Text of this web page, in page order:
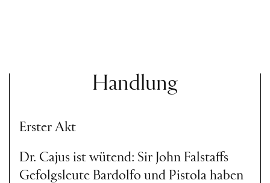
jährige Giuseppe Verdi ein
zweites Mal der Komödie zu
und erfand sich quasi noch
einmal neu: Passend zu dem
gewitzt mit Worten,
Handlung
Erster Akt
Dr. Cajus ist wütend: Sir John Falstaffs
Gefolgsleute Bardolfo und Pistola haben